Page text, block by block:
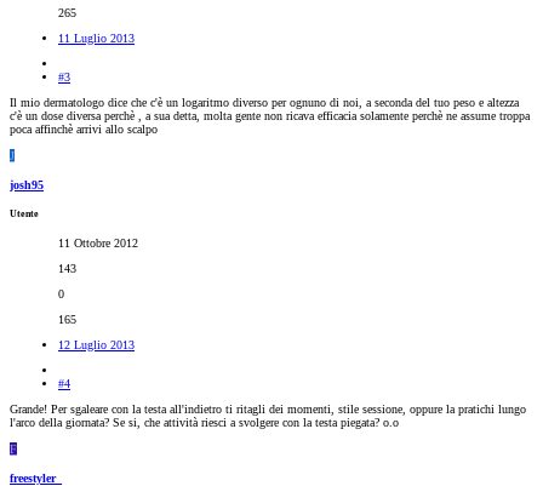
265
11 Luglio 2013
#3
Il mio dermatologo dice che c'è un logaritmo diverso per ognuno di noi, a seconda del tuo peso e altezza
c'è un dose diversa perchè , a sua detta, molta gente non ricava efficacia solamente perchè ne assume troppa
poca affinchè arrivi allo scalpo
J
josh95
Utente
11 Ottobre 2012
143
0
165
12 Luglio 2013
#4
Grande! Per sgaleare con la testa all'indietro ti ritagli dei momenti, stile sessione, oppure la pratichi lungo
l'arco della giornata? Se si, che attività riesci a svolgere con la testa piegata? o.o
F
freestyler_